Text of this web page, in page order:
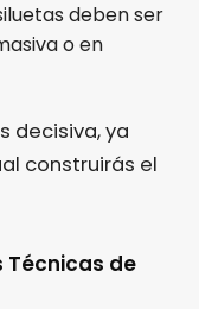
deben ser
o en
decisiva, ya
construirás el
Técnicas de